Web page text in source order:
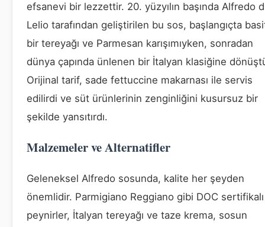
efsanevi bir lezzettir. 20. yüzyılın başında Alfredo
Lelio tarafından geliştirilen bu sos, başlangıçta
bir tereyağı ve Parmesan karışımıyken, sonradan
dünya çapında ünlenen bir İtalyan klasiğine
Orijinal tarif, sade fettuccine makarnası ile servis
edilirdi ve süt ürünlerinin zenginliğini kusursuz bir
şekilde yansıtırdı.
Malzemeler ve Alternatifler
Geleneksel Alfredo sosunda, kalite her şeyden
önemlidir. Parmigiano Reggiano gibi DOC sertifikalı
peynirler, İtalyan tereyağı ve taze krema, sosun